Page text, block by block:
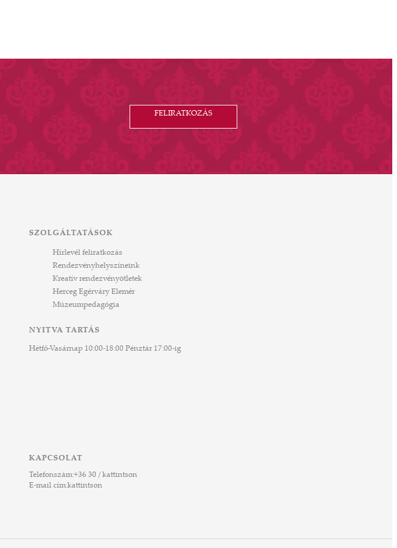
FELIRATKOZÁS
SZOLGÁLTATÁSOK
Hírlevél feliratkozás
Rendezvényhelyszíneink
Kreatív rendezvényötletek
Herceg Egérváry Elemér
Múzeumpedagógia
NYITVA TARTÁS
Hétfő-Vasárnap 10:00-18:00 Pénztár 17:00-ig
KAPCSOLAT
Telefonszám:+36 30 / kattintson
E-mail cím:kattintson